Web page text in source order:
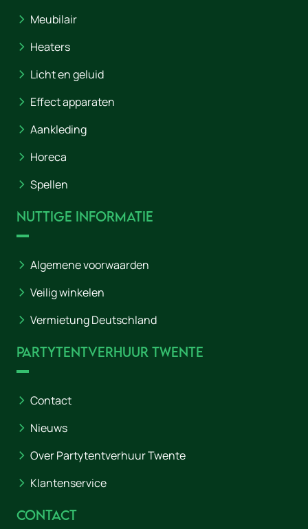
Meubilair
Heaters
Licht en geluid
Effect apparaten
Aankleding
Horeca
Spellen
Nuttige informatie
Algemene voorwaarden
Veilig winkelen
Vermietung Deutschland
Partytentverhuur Twente
Contact
Nieuws
Over Partytentverhuur Twente
Klantenservice
Contact